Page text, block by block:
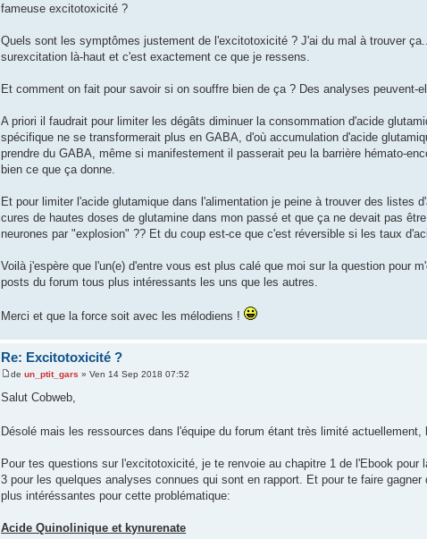
fameuse excitotoxicité ?
Quels sont les symptômes justement de l'excitotoxicité ? J'ai du mal à trouver
surexcitation là-haut et c'est exactement ce que je ressens.
Et comment on fait pour savoir si on souffre bien de ça ? Des analyses peuvent-
A priori il faudrait pour limiter les dégâts diminuer la consommation d'acide
spécifique ne se transformerait plus en GABA, d'où accumulation d'acide
prendre du GABA, même si manifestement il passerait peu la barrière hémato-
bien ce que ça donne.
Et pour limiter l'acide glutamique dans l'alimentation je peine à trouver des
cures de hautes doses de glutamine dans mon passé et que ça ne devait pas
neurones par "explosion" ?? Et du coup est-ce que c'est réversible si les taux
Voilà j'espère que l'un(e) d'entre vous est plus calé que moi sur la question pour
posts du forum tous plus intéressants les uns que les autres.
Merci et que la force soit avec les mélodiens !
Re: Excitotoxicité ?
deun_ptit_gars » Ven 14 Sep 2018 07:52
Salut Cobweb,
Désolé mais les ressources dans l'équipe du forum étant très limité
Pour tes questions sur l'excitotoxicité, je te renvoie au chapitre 1 de l'Ebook
3 pour les quelques analyses connues qui sont en rapport. Et pour te faire
plus intéréssantes pour cette problématique:
Acide Quinolinique et kynurenate